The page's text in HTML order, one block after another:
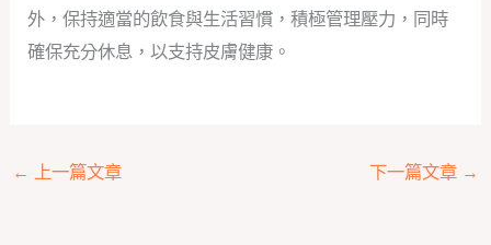
外，保持適當的飲食與生活習慣，積極管理壓力，同時
確保充分休息，以支持皮膚健康。
← 上一篇文章 下一篇文章 →